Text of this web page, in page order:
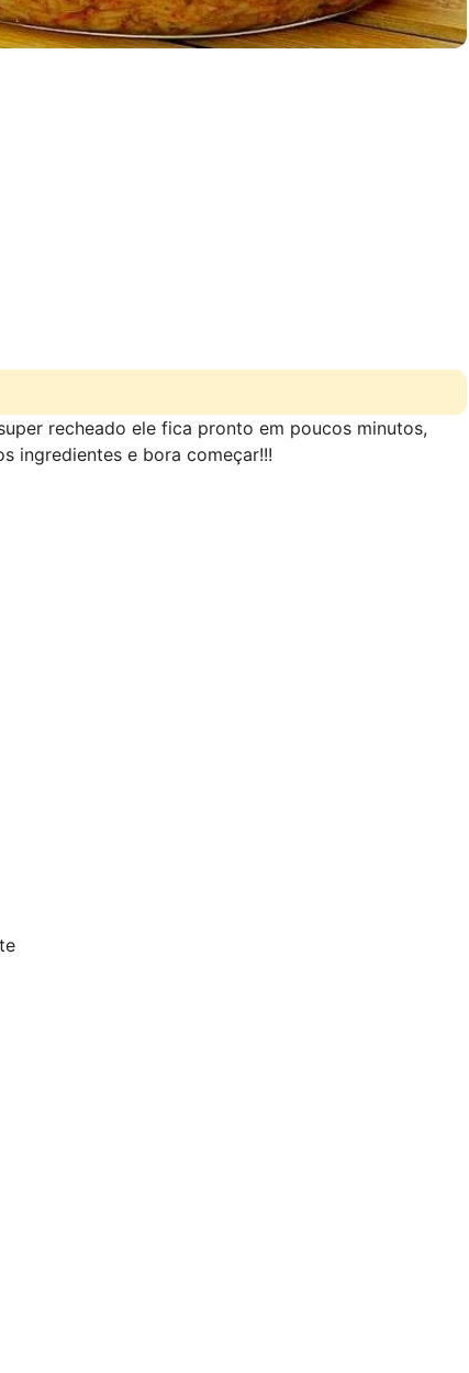
recheado ele fica pronto em poucos minutos,
ingredientes e bora começar!!!